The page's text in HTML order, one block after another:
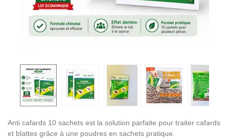
Anti cafards 10 sachets est la solution parfaite pour traiter cafards
et blattes grâce à une poudres en sachets pratique.